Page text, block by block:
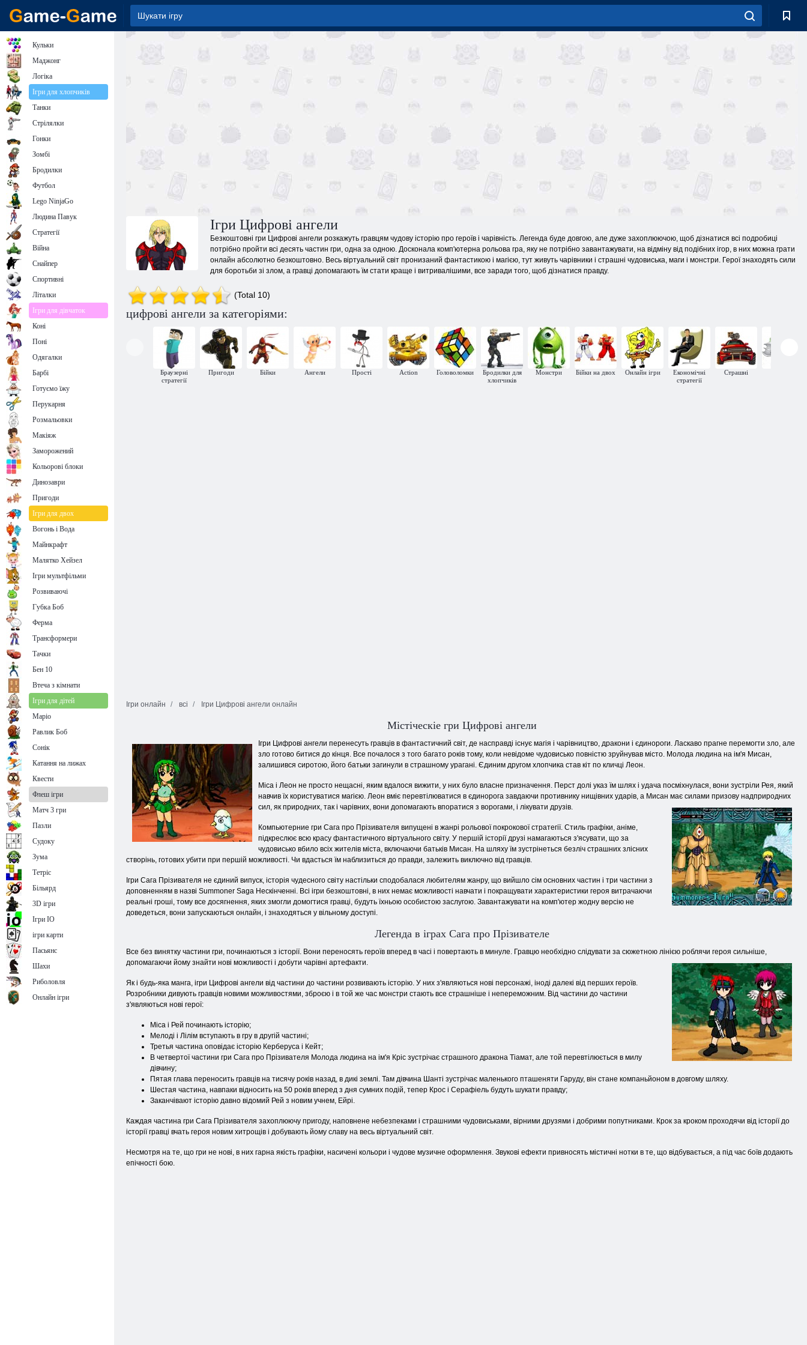
Ігри Цифрові ангели
Безкоштовні гри Цифрові ангели розкажуть гравцям чудову історію про героїв і чарівність. Легенда буде довгою, але дуже захоплюючою, щоб дізнатися всі подробиці
потрібно пройти всі десять частин гри, одна за одною. Досконала комп'ютерна рольова гра, яку не потрібно завантажувати, на відміну від подібних ігор, в них можна грати
онлайн абсолютно безкоштовно. Весь віртуальний світ пронизаний фантастикою і магією, тут живуть чарівники і страшні чудовиська, маги і монстри. Герої знаходять сили
для боротьби зі злом, а гравці допомагають їм стати краще і витривалішими, все заради того, щоб дізнатися правду.
(Total 10)
цифрові ангели за категоріями:
Браузерні
стратегії
Пригоди Бійки Ангели Прості Action Головоломки
Бродилки для
хлопчиків
Монстри Бійки на двох Онлайн ігри
Економічні
стратегії
Страшні
Ігри онлайн всі Ігри Цифрові ангели онлайн
Містіческіе гри Цифрові ангели
Ігри Цифрові ангели перенесуть гравців в фантастичний світ, де насправді існує магія і чарівництво, дракони і єдинороги. Ласкаво прагне перемогти зло, але
зло готово битися до кінця. Все почалося з того багато років тому, коли невідоме чудовисько повністю зруйнував місто. Молода людина на ім'я Мисан,
залишився сиротою, його батьки загинули в страшному урагані. Єдиним другом хлопчика став кіт по кличці Леон.
Міса і Леон не просто нещасні, яким вдалося вижити, у них було власне призначення. Перст долі указ їм шлях і удача посміхнулася, вони зустріли Рея, який
навчив їх користуватися магією. Леон вміє перевтілюватися в єдинорога завдаючи противнику нищівних ударів, а Мисан має силами призову надприродних
сил, як природних, так і чарівних, вони допомагають впоратися з ворогами, і лікувати друзів.
Компьютерние гри Сага про Прізивателя випущені в жанрі рольової покрокової стратегії. Стиль графіки, аніме,
підкреслює всю красу фантастичного віртуального світу. У першій історії друзі намагаються з'ясувати, що за
чудовисько вбило всіх жителів міста, включаючи батьків Мисан. На шляху їм зустрінеться безліч страшних злісних
створінь, готових убити при першій можливості. Чи вдасться їм наблизиться до правди, залежить виключно від гравців.
Ігри Сага Прізивателя не єдиний випуск, історія чудесного світу настільки сподобалася любителям жанру, що вийшло сім основних частин і три частини з
доповненням в назві Summoner Saga Нескінченні. Всі ігри безкоштовні, в них немає можливості навчати і покращувати характеристики героя витрачаючи
реальні гроші, тому все досягнення, яких змогли домогтися гравці, будуть їхньою особистою заслугою. Завантажувати на комп'ютер жодну версію не
доведеться, вони запускаються онлайн, і знаходяться у вільному доступі.
Легенда в іграх Сага про Прізивателе
Все без винятку частини гри, починаються з історії. Вони переносять героїв вперед в часі і повертають в минуле. Гравцю необхідно слідувати за сюжетною лінією роблячи героя сильніше,
допомагаючи йому знайти нові можливості і добути чарівні артефакти.
Як і будь-яка манга, ігри Цифрові ангели від частини до частини розвивають історію. У них з'являються нові персонажі, іноді далекі від перших героїв.
Розробники дивують гравців новими можливостями, зброєю і в той же час монстри стають все страшніше і непереможним. Від частини до частини
з'являються нові герої:
Міса і Рей починають історію;
Мелоді і Лілім вступають в гру в другій частині;
Третья частина оповідає історію Керберуса і Кейт;
В четвертої частини гри Сага про Прізивателя Молода людина на ім'я Кріс зустрічає страшного дракона Тіамат, але той перевтілюється в милу
дівчину;
Пятая глава переносить гравців на тисячу років назад, в дикі землі. Там дівчина Шанті зустрічає маленького пташеняти Гаруду, він стане компаньйоном в довгому шляху.
Шестая частина, навпаки відносить на 50 років вперед з дня сумних подій, тепер Крос і Серафіель будуть шукати правду;
Заканчівают історію давно відомий Рей з новим учнем, Ейрі.
Каждая частина гри Сага Прізивателя захоплюючу пригоду, наповнене небезпеками і страшними чудовиськами, вірними друзями і добрими попутниками. Крок за кроком проходячи від історії до
історії гравці вчать героя новим хитрощів і добувають йому славу на весь віртуальний світ.
Несмотря на те, що гри не нові, в них гарна якість графіки, насичені кольори і чудове музичне оформлення. Звукові ефекти привносять містичні нотки в те, що відбувається, а під час боїв додають
епічності бою.
Кульки
Маджонг
Логіка
Ігри для хлопчиків
Танки
Стрілялки
Гонки
Зомбі
Бродилки
Футбол
Lego NinjaGo
Людина Павук
Стратегії
Війна
Снайпер
Спортивні
Літалки
Ігри для дівчаток
Коні
Поні
Одягалки
Барбі
Готуємо їжу
Перукарня
Розмальовки
Макіяж
Заморожений
Кольорові блоки
Динозаври
Пригоди
Ігри для двох
Вогонь і Вода
Майнкрафт
Малятко Хейзел
Ігри мультфільми
Розвиваючі
Губка Боб
Ферма
Трансформери
Тачки
Бен 10
Втеча з кімнати
Ігри для дітей
Маріо
Равлик Боб
Сонік
Катання на лижах
Квести
Флеш ігри
Матч 3 гри
Пазли
Судоку
Зума
Тетріс
Більярд
3D ігри
Ігри IO
ігри карти
Пасьянс
Шахи
Риболовля
Онлайн ігри